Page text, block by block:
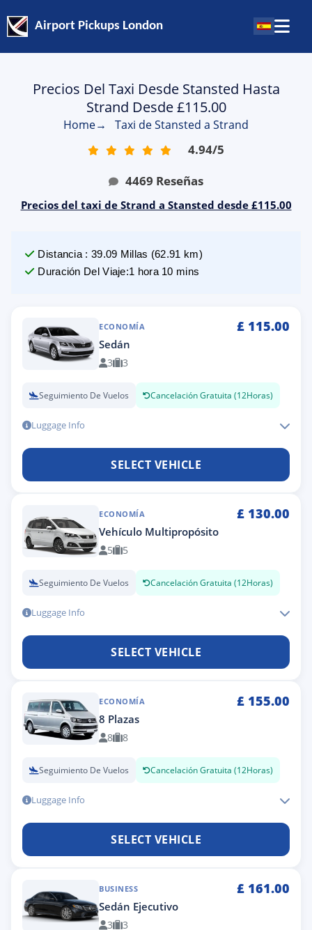
Airport Pickups London
Precios Del Taxi Desde Stansted Hasta
Strand Desde £115.00
Home→ Taxi de Stansted a Strand
4.94/5
4469 Reseñas
Precios del taxi de Strand a Stansted desde £115.00
Distancia : 39.09 Millas (62.91 km)
Duración Del Viaje:1 hora 10 mins
ECONOMÍA £ 115.00
Sedán
3 3
Seguimiento De Vuelos Cancelación Gratuita (12Horas)
Luggage Info
SELECT VEHICLE
ECONOMÍA £ 130.00
Vehículo Multipropósito
5 5
Seguimiento De Vuelos Cancelación Gratuita (12Horas)
Luggage Info
SELECT VEHICLE
ECONOMÍA £ 155.00
8 Plazas
8 8
Seguimiento De Vuelos Cancelación Gratuita (12Horas)
Luggage Info
SELECT VEHICLE
BUSINESS £ 161.00
Sedán Ejecutivo
3 3